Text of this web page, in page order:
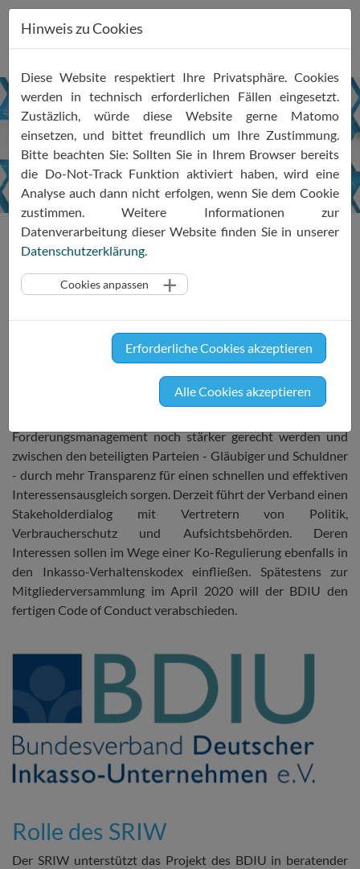
Inhalt
springen
Verhaltenskodex
Forderungsmanagement
Projekte & Kodizes BDIU
Das Projekt
Der Bundesverband Deutscher Inkassounternehmen e.V. hat
auf seiner Mitgliederversammlung sich das Ziel gesetzt einen
Verhaltenskodex für das Forderungsmanagement zu
entwickeln. Adressiert werden sollen dabei insbesondere
Themen des Verbraucherschutzrechts. Dadurch will die
Forderungsmanagement noch stärker gerecht werden und
zwischen den beteiligten Parteien - Gläubiger und Schuldner
- durch mehr Transparenz für einen schnellen und effektiven
Interessensausgleich sorgen. Derzeit führt der Verband einen
Stakeholderdialog mit Vertretern von Politik,
Verbraucherschutz und Aufsichtsbehörden. Deren
Interessen sollen im Wege einer Ko-Regulierung ebenfalls in
den Inkasso-Verhaltenskodex einfließen. Spätestens zur
Mitgliederversammlung im April 2020 will der BDIU den
fertigen Code of Conduct verabschieden.
Rolle des SRIW
Der SRIW unterstützt das Projekt des BDIU in beratender
Hinweis zu Cookies
Diese Website respektiert Ihre Privatsphäre. Cookies
werden in technisch erforderlichen Fällen eingesetzt.
Zustäzlich, würde diese Website gerne Matomo
einsetzen, und bittet freundlich um Ihre Zustimmung.
Bitte beachten Sie: Sollten Sie in Ihrem Browser bereits
die Do-Not-Track Funktion aktiviert haben, wird eine
Analyse auch dann nicht erfolgen, wenn Sie dem Cookie
zustimmen. Weitere Informationen zur
Datenverarbeitung dieser Website finden Sie in unserer
Datenschutzerklärung.
Cookies anpassen
Erforderliche Cookies akzeptieren
Alle Cookies akzeptieren